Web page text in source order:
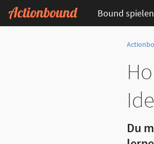
Bound spielen
Du